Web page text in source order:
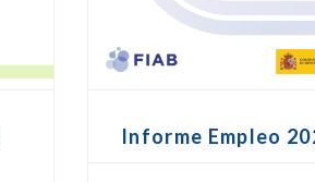
Informe Empleo